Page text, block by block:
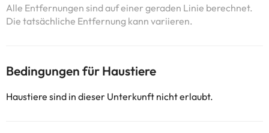
Alle Entfernungen sind auf einer geraden Linie berechnet.
Die tatsächliche Entfernung kann variieren.
Bedingungen für Haustiere
Haustiere sind in dieser Unterkunft nicht erlaubt.